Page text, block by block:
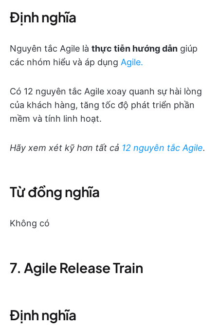
Định nghĩa
Nguyên tắc Agile là thực tiễn hướng dẫn giúp
các nhóm hiểu và áp dụng Agile.
Có 12 nguyên tắc Agile xoay quanh sự hài lòng
của khách hàng, tăng tốc độ phát triển phần
mềm và tính linh hoạt.
Hãy xem xét kỹ hơn tất cả 12 nguyên tắc Agile.
Từ đồng nghĩa
Không có
7. Agile Release Train
Định nghĩa